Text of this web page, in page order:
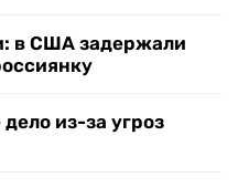
в США задержали
из-за угроз